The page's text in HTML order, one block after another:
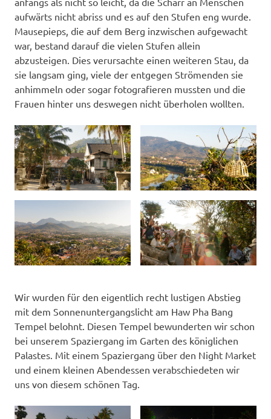
aufwärts nicht abriss und es auf den Stufen eng wurde.
Mausepieps, die auf dem Berg inzwischen aufgewacht
war, bestand darauf die vielen Stufen allein
abzusteigen. Dies verursachte einen weiteren Stau, da
sie langsam ging, viele der entgegen Strömenden sie
anhimmeln oder sogar fotografieren mussten und die
Frauen hinter uns deswegen nicht überholen wollten.
Wir wurden für den eigentlich recht lustigen Abstieg
mit dem Sonnenuntergangslicht am Haw Pha Bang
Tempel belohnt. Diesen Tempel bewunderten wir schon
bei unserem Spaziergang im Garten des königlichen
Palastes. Mit einem Spaziergang über den Night Market
und einem kleinen Abendessen verabschiedeten wir
uns von diesem schönen Tag.